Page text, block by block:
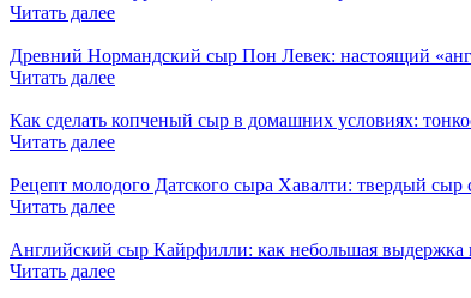
Читать далее
Древний Нормандский сыр Пон Левек: настоящий
Читать далее
Как сделать копченый сыр в домашних условиях:
Читать далее
Рецепт молодого Датского сыра Хавалти: твердый сыр
Читать далее
Английский сыр Кайрфилли: как небольшая выдержка
Читать далее